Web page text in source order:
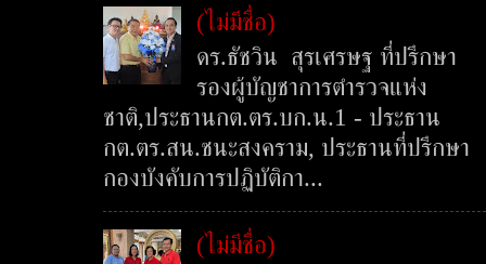
(ไม่มีชื่อ)
ดร.ธัชวิน สุรเศรษฐ ที่ปรึกษา
รองผู้บัญชาการตำรวจแห่ง
ชาติ,ประธานกต.ตร.บก.น.1 - ประธาน
กต.ตร.สน.ชนะสงคราม, ประธานที่ปรึกษา
กองบังคับการปฏิบัติกา...
(ไม่มีชื่อ)